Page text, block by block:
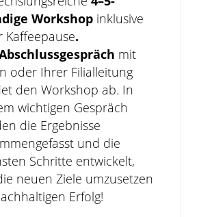
Workshopinklusive
Kaffeepause.
mit
oder Ihrer Filialleitung
den Workshop ab. In
wichtigen Gespräch
die Ergebnisse
und die
Schritte entwickelt,
neuen Ziele umzusetzen
Erfolg!